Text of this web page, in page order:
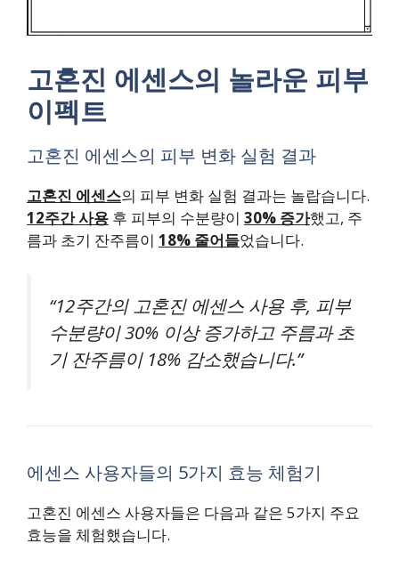
고혼진 에센스의 놀라운 피부
이펙트
고혼진 에센스의 피부 변화 실험 결과
고혼진 에센스의 피부 변화 실험 결과는 놀랍습니다.
12주간 사용 후 피부의 수분량이 30% 증가했고, 주
름과 초기 잔주름이 18% 줄어들었습니다.
“12주간의 고혼진 에센스 사용 후, 피부
수분량이 30% 이상 증가하고 주름과 초
기 잔주름이 18% 감소했습니다.”
에센스 사용자들의 5가지 효능 체험기
고혼진 에센스 사용자들은 다음과 같은 5가지 주요
효능을 체험했습니다.